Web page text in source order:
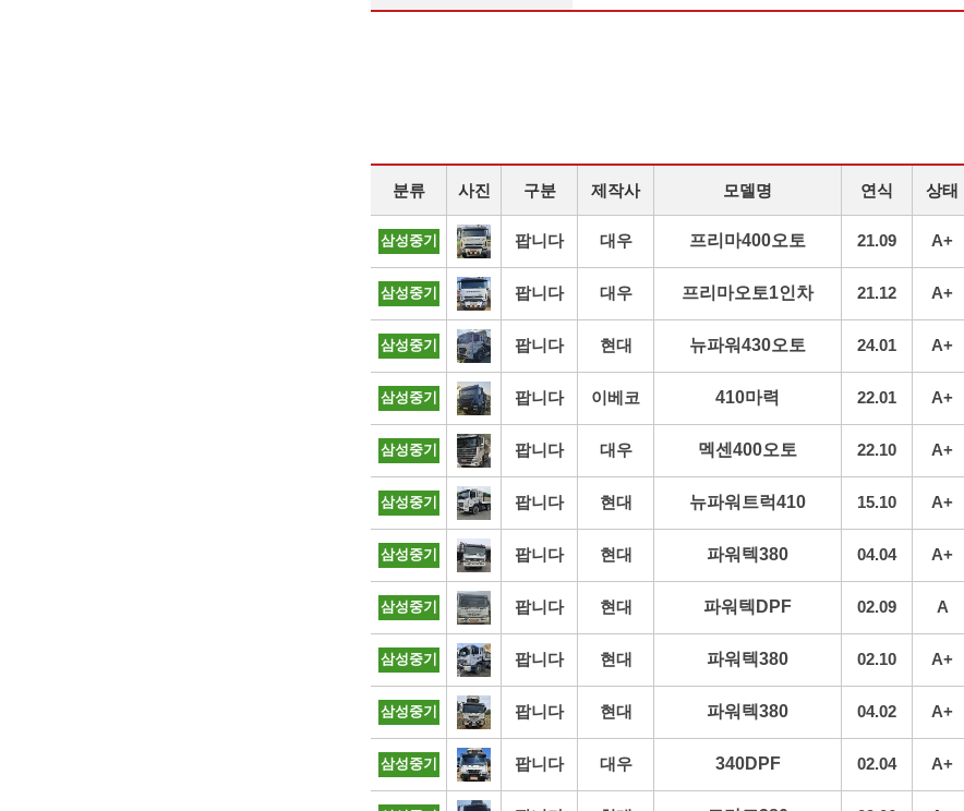
분류 사진 구분 제작사 모델명 연식 상태
삼성중기 팝니다 대우 프리마400오토 21.09 A+
삼성중기 팝니다 대우 프리마오토1인차 21.12 A+
삼성중기 팝니다 현대 뉴파워430오토 24.01 A+
삼성중기 팝니다 이베코 410마력 22.01 A+
삼성중기 팝니다 대우 멕센400오토 22.10 A+
삼성중기 팝니다 현대 뉴파워트럭410 15.10 A+
삼성중기 팝니다 현대 파워텍380 04.04 A+
삼성중기 팝니다 현대 파워텍DPF 02.09 A
삼성중기 팝니다 현대 파워텍380 02.10 A+
삼성중기 팝니다 현대 파워텍380 04.02 A+
삼성중기 팝니다 대우 340DPF 02.04 A+